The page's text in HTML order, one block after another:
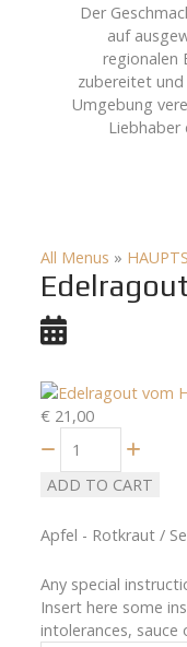
Der
auf
regionalen
zubereitet
Umgebung
Liebhaber
All Menus »
€ 21,00
ADD TO CART
Apfel - Rotkraut /
Any special
Insert here some
intolerances, sauce